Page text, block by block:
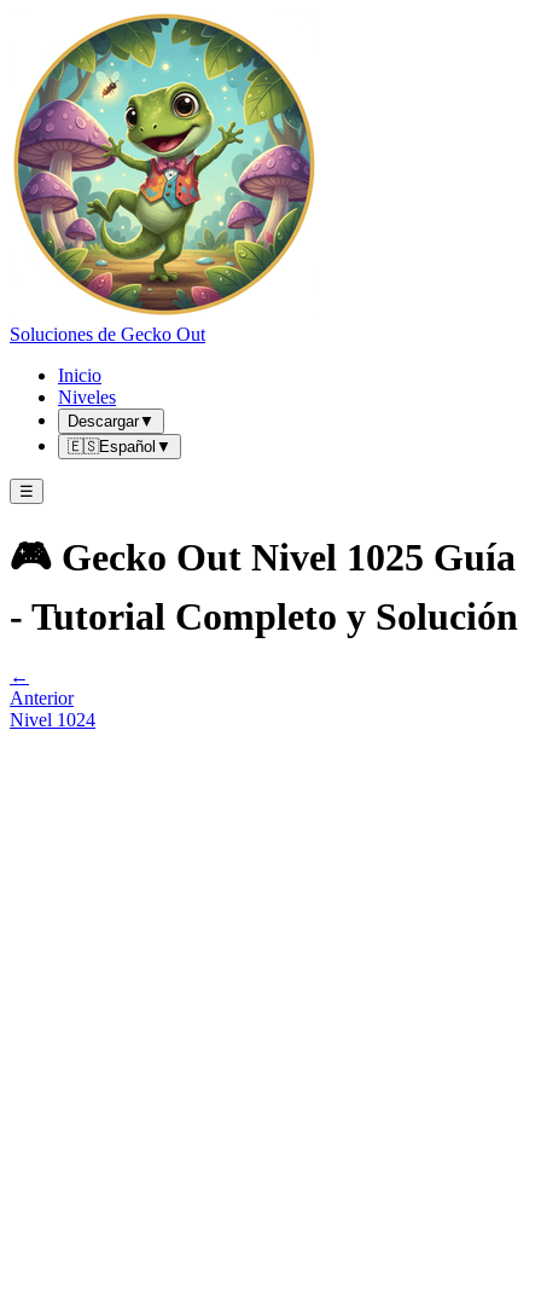
Soluciones de Gecko Out
Inicio
Niveles
Descargar▼
🇪🇸Español ▼
☰
🎮 Gecko Out Nivel 1025 Guía
- Tutorial Completo y Solución
←
Anterior
Nivel 1024